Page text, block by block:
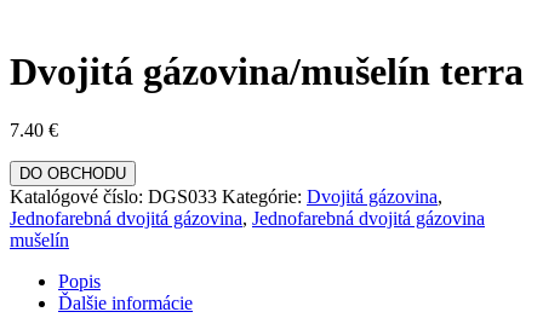
Dvojitá gázovina/mušelín terra
7.40 €
DO OBCHODU
Katalógové číslo: DGS033 Kategórie: Dvojitá gázovina,
Jednofarebná dvojitá gázovina, Jednofarebná dvojitá gázovina
mušelín
Popis
Ďalšie informácie